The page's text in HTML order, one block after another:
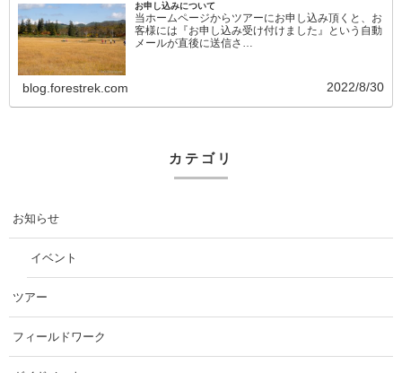
お申し込みについて
当ホームページからツアーにお申し込み頂くと、お
客様には『お申し込み受け付けました』という自動
メールが直後に送信さ…
blog.forestrek.com 2022/8/30
カテゴリ
お知らせ
イベント
ツアー
フィールドワーク